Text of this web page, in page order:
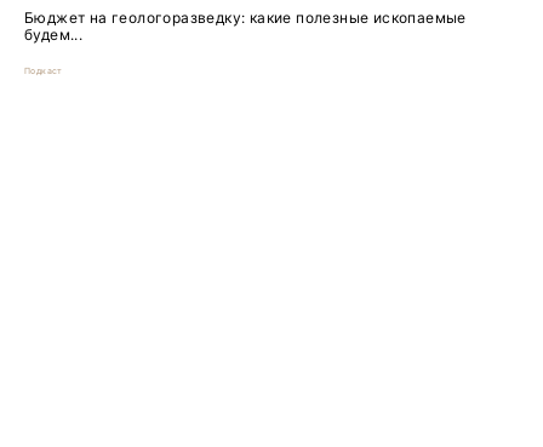
Бюджет на геологоразведку: какие полезные ископаемые
будем...
Подкаст